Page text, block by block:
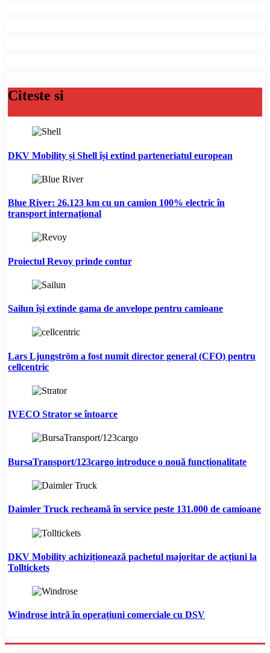
Citeste si
DKV Mobility și Shell își extind parteneriatul european
Blue River: 26.123 km cu un camion 100% electric în
transport internațional
Proiectul Revoy prinde contur
Sailun își extinde gama de anvelope pentru camioane
Lars Ljungström a fost numit director general (CFO) pentru
cellcentric
IVECO Strator se întoarce
BursaTransport/123cargo introduce o nouă funcționalitate
Daimler Truck recheamă în service peste 131.000 de camioane
DKV Mobility achiziționează pachetul majoritar de acțiuni la
Tolltickets
Windrose intră în operațiuni comerciale cu DSV